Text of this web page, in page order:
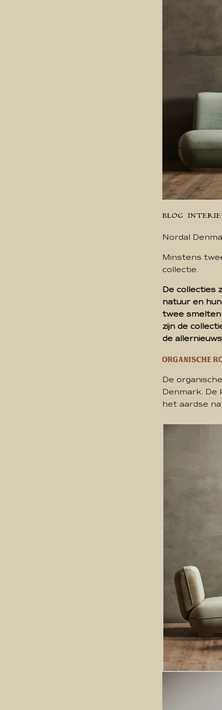
BLOG
Nordal
Minstens
collectie.
De collecties
natuur en
twee smelten
zijn de
de
Organische
De
Denmark. De
het aardse